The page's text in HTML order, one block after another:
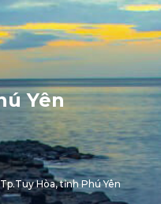
Yên
Hòa, tỉnh Phú Yên